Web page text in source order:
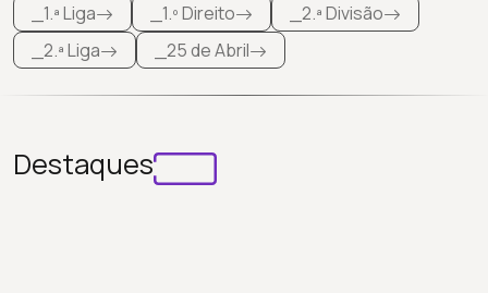
_1.ª Liga
_1.º Direito
_2.ª Divisão
_2.ª Liga
_25 de Abril
Destaques